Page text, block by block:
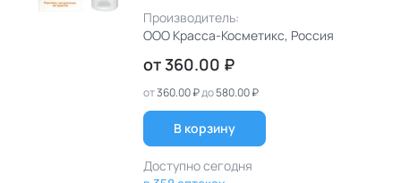
Производитель:
ООО Красса-Косметикс, Россия
от 360.00 ₽
от360.00 ₽до580.00 ₽
В корзину
Доступно сегодня